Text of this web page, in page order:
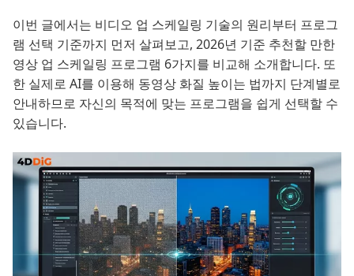
이번 글에서는 비디오 업 스케일링 기술의 원리부터 프로그
램 선택 기준까지 먼저 살펴보고, 2026년 기준 추천할 만한
영상 업 스케일링 프로그램 6가지를 비교해 소개합니다. 또
한 실제로 AI를 이용해 동영상 화질 높이는 법까지 단계별로
안내하므로 자신의 목적에 맞는 프로그램을 쉽게 선택할 수
있습니다.